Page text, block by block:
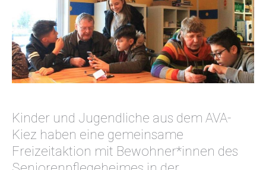
Kinder und Jugendliche aus dem AVA-
Kiez haben eine gemeinsame
Freizeitaktion mit Bewohner*innen des